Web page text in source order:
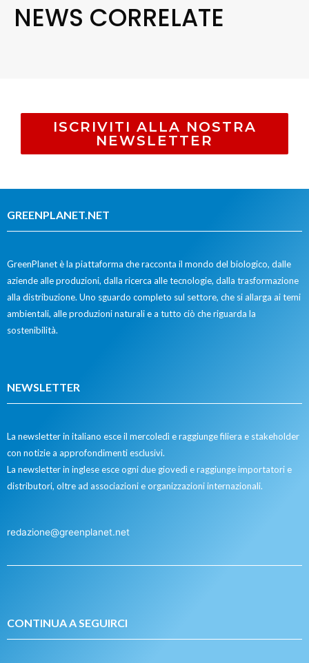
NEWS CORRELATE
ISCRIVITI ALLA NOSTRA
NEWSLETTER
GREENPLANET.NET
GreenPlanet è la piattaforma che racconta il mondo del biologico, dalle
aziende alle produzioni, dalla ricerca alle tecnologie, dalla trasformazione
alla distribuzione. Uno sguardo completo sul settore, che si allarga ai temi
ambientali, alle produzioni naturali e a tutto ciò che riguarda la
sostenibilità.
NEWSLETTER
La newsletter in italiano esce il mercoledì e raggiunge filiera e stakeholder
con notizie a approfondimenti esclusivi.
La newsletter in inglese esce ogni due giovedì e raggiunge importatori e
distributori, oltre ad associazioni e organizzazioni internazionali.
redazione@greenplanet.net
CONTINUA A SEGUIRCI